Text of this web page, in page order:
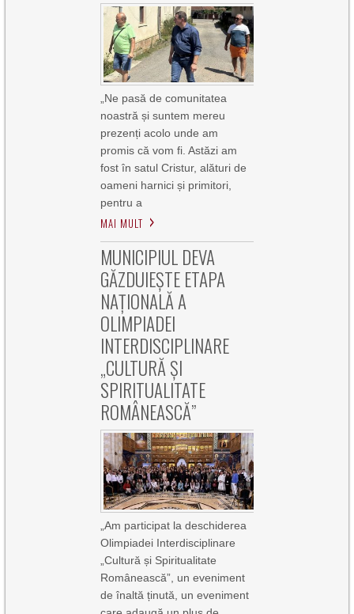
„Ne pasă de comunitatea
noastră și suntem mereu
prezenți acolo unde am
promis că vom fi. Astăzi am
fost în satul Cristur, alături de
oameni harnici și primitori,
pentru a
MAI MULT
MUNICIPIUL DEVA
GĂZDUIEȘTE ETAPA
NAȚIONALĂ A
OLIMPIADEI
INTERDISCIPLINARE
„CULTURĂ ȘI
SPIRITUALITATE
ROMÂNEASCĂ”
„Am participat la deschiderea
Olimpiadei Interdisciplinare
„Cultură și Spiritualitate
Românească”, un eveniment
de înaltă ținută, un eveniment